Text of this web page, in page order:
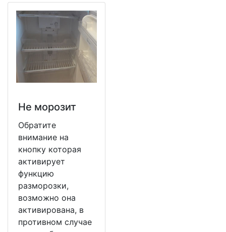
Не морозит
Обратите
внимание на
кнопку которая
активирует
функцию
разморозки,
возможно она
активирована, в
противном случае